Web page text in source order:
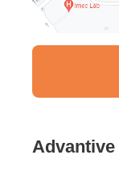
Advantive